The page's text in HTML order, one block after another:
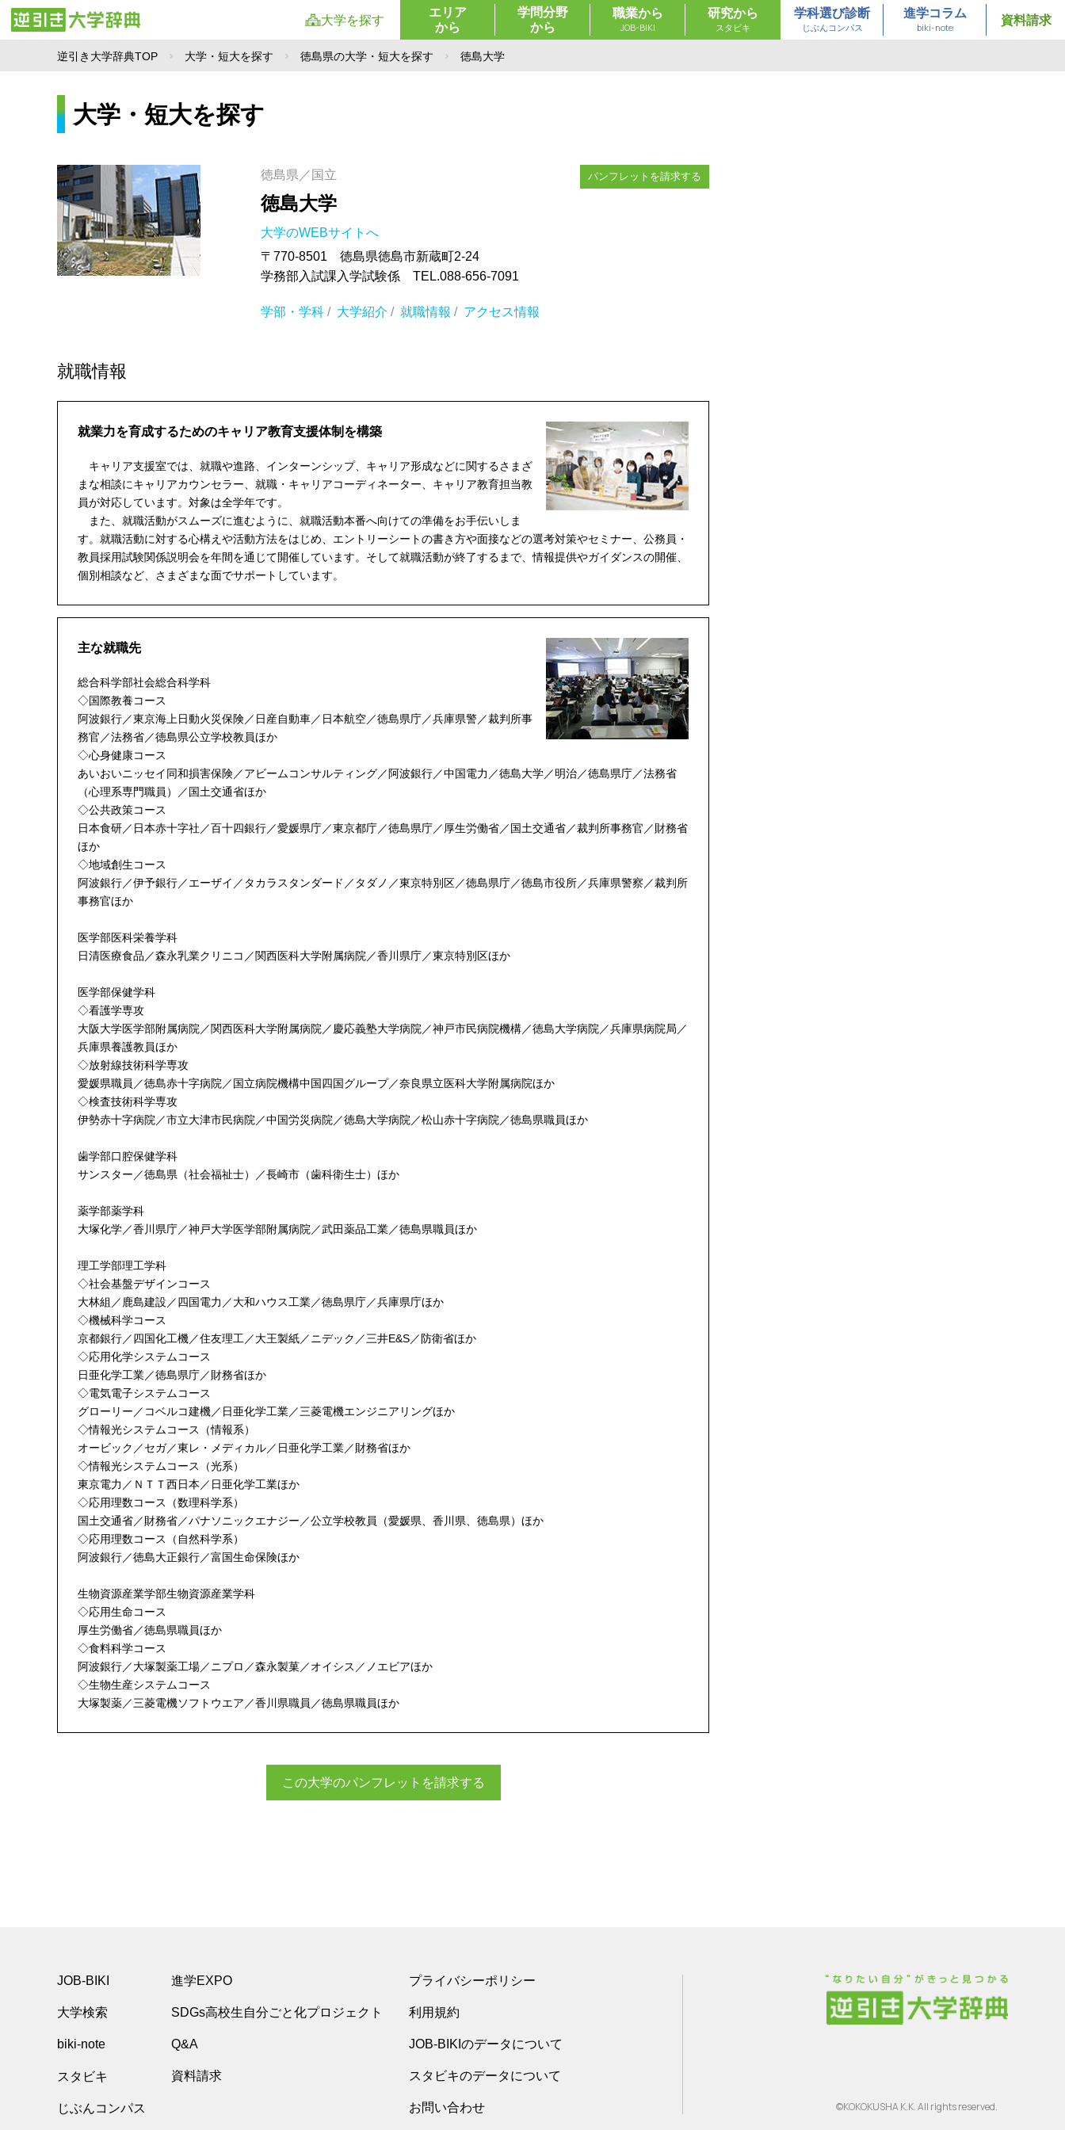
大学を探す
エリア
から
学問分野
から
職業から
JOB-BIKI
研究から
スタビキ
学科選び診断
じぶんコンパス
進学コラム
biki-note
資料請求
逆引き大学辞典TOP 大学・短大を探す 徳島県の大学・短大を探す 徳島大学
大学・短大を探す
徳島県／国立
徳島大学
大学のWEBサイトへ
〒770-8501 徳島県徳島市新蔵町2-24
学務部入試課入学試験係 TEL.088-656-7091
パンフレットを請求する
学部・学科/ 大学紹介 / 就職情報 / アクセス情報
就職情報
就業力を育成するためのキャリア教育支援体制を構築
キャリア支援室では、就職や進路、インターンシップ、キャリア形成などに関するさまざ
まな相談にキャリアカウンセラー、就職・キャリアコーディネーター、キャリア教育担当教
員が対応しています。対象は全学年です。
また、就職活動がスムーズに進むように、就職活動本番へ向けての準備をお手伝いしま
す。就職活動に対する心構えや活動方法をはじめ、エントリーシートの書き方や面接などの選考対策やセミナー、公務員・
教員採用試験関係説明会を年間を通じて開催しています。そして就職活動が終了するまで、情報提供やガイダンスの開催、
個別相談など、さまざまな面でサポートしています。
主な就職先
総合科学部社会総合科学科
◇国際教養コース
阿波銀行／東京海上日動火災保険／日産自動車／日本航空／徳島県庁／兵庫県警／裁判所事
務官／法務省／徳島県公立学校教員ほか
◇心身健康コース
あいおいニッセイ同和損害保険／アビームコンサルティング／阿波銀行／中国電力／徳島大学／明治／徳島県庁／法務省
（心理系専門職員）／国土交通省ほか
◇公共政策コース
日本食研／日本赤十字社／百十四銀行／愛媛県庁／東京都庁／徳島県庁／厚生労働省／国土交通省／裁判所事務官／財務省
ほか
◇地域創生コース
阿波銀行／伊予銀行／エーザイ／タカラスタンダード／タダノ／東京特別区／徳島県庁／徳島市役所／兵庫県警察／裁判所
事務官ほか
医学部医科栄養学科
日清医療食品／森永乳業クリニコ／関西医科大学附属病院／香川県庁／東京特別区ほか
医学部保健学科
◇看護学専攻
大阪大学医学部附属病院／関西医科大学附属病院／慶応義塾大学病院／神戸市民病院機構／徳島大学病院／兵庫県病院局／
兵庫県養護教員ほか
◇放射線技術科学専攻
愛媛県職員／徳島赤十字病院／国立病院機構中国四国グループ／奈良県立医科大学附属病院ほか
◇検査技術科学専攻
伊勢赤十字病院／市立大津市民病院／中国労災病院／徳島大学病院／松山赤十字病院／徳島県職員ほか
歯学部口腔保健学科
サンスター／徳島県（社会福祉士）／長崎市（歯科衛生士）ほか
薬学部薬学科
大塚化学／香川県庁／神戸大学医学部附属病院／武田薬品工業／徳島県職員ほか
理工学部理工学科
◇社会基盤デザインコース
大林組／鹿島建設／四国電力／大和ハウス工業／徳島県庁／兵庫県庁ほか
◇機械科学コース
京都銀行／四国化工機／住友理工／大王製紙／ニデック／三井E&S／防衛省ほか
◇応用化学システムコース
日亜化学工業／徳島県庁／財務省ほか
◇電気電子システムコース
グローリー／コベルコ建機／日亜化学工業／三菱電機エンジニアリングほか
◇情報光システムコース（情報系）
オービック／セガ／東レ・メディカル／日亜化学工業／財務省ほか
◇情報光システムコース（光系）
東京電力／ＮＴＴ西日本／日亜化学工業ほか
◇応用理数コース（数理科学系）
国土交通省／財務省／パナソニックエナジー／公立学校教員（愛媛県、香川県、徳島県）ほか
◇応用理数コース（自然科学系）
阿波銀行／徳島大正銀行／富国生命保険ほか
生物資源産業学部生物資源産業学科
◇応用生命コース
厚生労働省／徳島県職員ほか
◇食料科学コース
阿波銀行／大塚製薬工場／ニプロ／森永製菓／オイシス／ノエビアほか
◇生物生産システムコース
大塚製薬／三菱電機ソフトウエア／香川県職員／徳島県職員ほか
この大学のパンフレットを請求する
JOB-BIKI
大学検索
biki-note
スタビキ
じぶんコンパス
進学EXPO
SDGs高校生自分ごと化プロジェクト
Q&A
資料請求
プライバシーポリシー
利用規約
JOB-BIKIのデータについて
スタビキのデータについて
お問い合わせ ©KOKOKUSHA K.K. All rights reserved.